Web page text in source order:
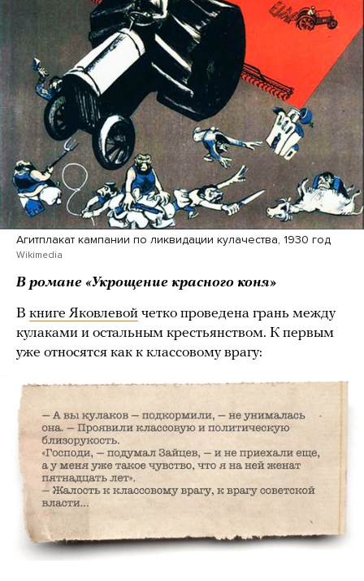
Агитплакат кампании по ликвидации кулачества, 1930 год
Wikimedia
В романе «Укрощение красного коня»
В книге Яковлевой четко проведена грань между
кулаками и остальным крестьянством. К первым
уже относятся как к классовому врагу: